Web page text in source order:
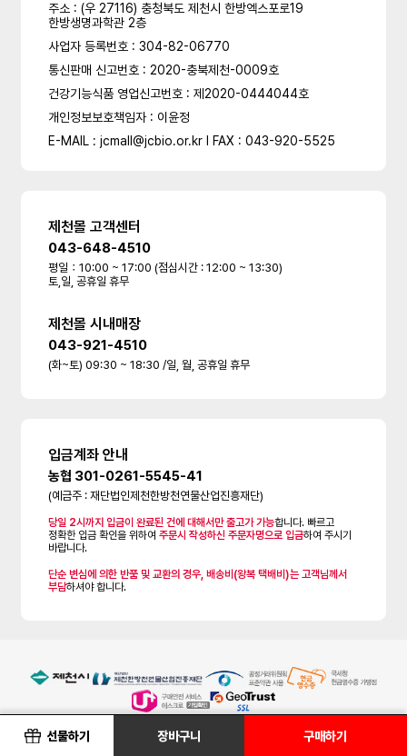
선물하기 장바구니 구매하기
주소 : (우 27116) 충청북도 제천시 한방엑스포로19
한방생명과학관 2층
사업자 등록번호 : 304-82-06770
통신판매 신고번호 : 2020-충북제천-0009호
건강기능식품 영업신고번호 : 제2020-0444044호
개인정보보호책임자 : 이윤정
E-MAIL : jcmall@jcbio.or.kr l FAX : 043-920-5525
제천몰 고객센터
043-648-4510
평일：10:00 ~ 17:00 (점심시간 : 12:00 ~ 13:30)
토,일, 공휴일 휴무
제천몰 시내매장
043-921-4510
(화~토) 09:30 ~ 18:30 /일, 월, 공휴일 휴무
입금계좌 안내
농협 301-0261-5545-41
(예금주 : 재단법인제천한방천연물산업진흥재단)
당일 2시까지 입금이 완료된 건에 대해서만 출고가 가능합니다. 빠르고
정확한 입금 확인을 위하여주문시 작성하신 주문자명으로 입금하여 주시기
바랍니다.
단순 변심에 의한 반품 및 교환의 경우, 배송비(왕복 택배비)는 고객님께서
부담하셔야 합니다.
한방바이오제천몰은 인터넷 판매 중개시스템만 제공하며 등록된 판매물품과 물품의